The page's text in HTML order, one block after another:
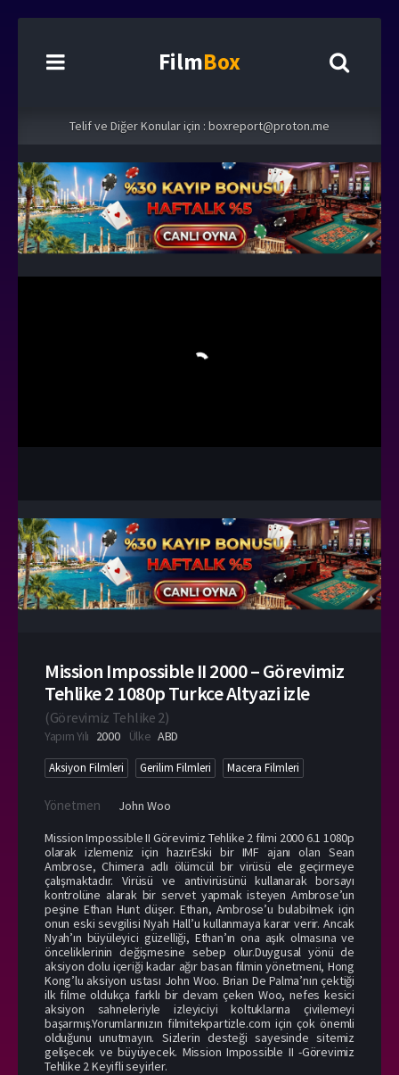
FilmBox
Telif ve Diğer Konular için : boxreport@proton.me
Mission Impossible II 2000 – Görevimiz
Tehlike 2 1080p Turkce Altyazi izle
(Görevimiz Tehlike 2)
Yapım Yılı 2000 Ülke ABD
Aksiyon Filmleri Gerilim Filmleri Macera Filmleri
Yönetmen
John Woo
Mission Impossible II Görevimiz Tehlike 2 filmi 2000 6.1 1080p
olarak izlemeniz için hazırEski bir IMF ajanı olan Sean
Ambrose, Chimera adlı ölümcül bir virüsü ele geçirmeye
çalışmaktadır. Virüsü ve antivirüsünü kullanarak borsayı
kontrolüne alarak bir servet yapmak isteyen Ambrose’un
peşine Ethan Hunt düşer. Ethan, Ambrose’u bulabilmek için
onun eski sevgilisi Nyah Hall’u kullanmaya karar verir. Ancak
Nyah’ın büyüleyici güzelliği, Ethan’ın ona aşık olmasına ve
önceliklerinin değişmesine sebep olur.Duygusal yönü de
aksiyon dolu içeriği kadar ağır basan filmin yönetmeni, Hong
Kong’lu aksiyon ustası John Woo. Brian De Palma’nın çektiği
ilk filme oldukça farklı bir devam çeken Woo, nefes kesici
aksiyon sahneleriyle izleyiciyi koltuklarına çivilemeyi
başarmış.Yorumlarınızın filmitekpartizle.com için çok önemli
olduğunu unutmayın. Sizlerin desteği sayesinde sitemiz
gelişecek ve büyüyecek. Mission Impossible II -Görevimiz
Tehlike 2 Keyifli seyirler.